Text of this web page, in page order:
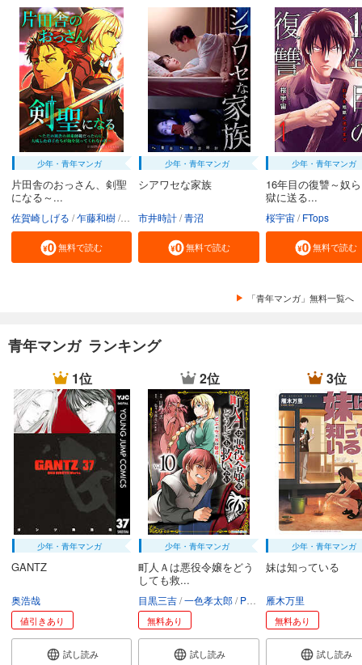
少年・青年マンガ
片田舎のおっさん、剣聖
になる～...
佐賀崎しげる 乍藤和樹 鍋島テツヒロ
無料で読む
少年・青年マンガ
シアワセな家族
市井時計 青沼
無料で読む
少年・青年マンガ
16年目の復讐～奴
獄に送る...
桜宇宙 FTops
無料で読む
「青年マンガ」無料一覧へ
青年マンガ ランキング
1位
少年・青年マンガ
GANTZ
奥浩哉
値引きあり
試し読み
2位
少年・青年マンガ
町人Ａは悪役令嬢をどう
しても救...
目黒三吉 一色孝太郎 Parum
無料あり
試し読み
3位
少年・青年マンガ
妹は知っている
雁木万里
無料あり
試し読み